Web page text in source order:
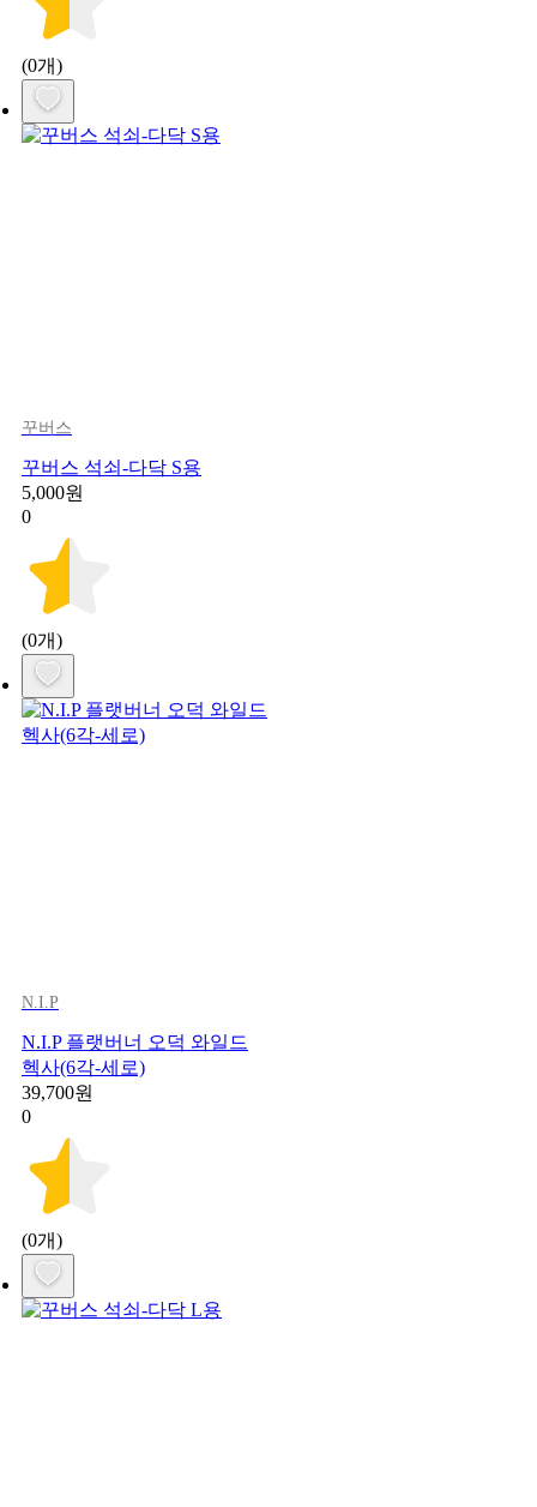
(0개)
꾸버스
꾸버스 석쇠-다닥 S용
5,000원
0
(0개)
N.I.P
N.I.P 플랫버너 오덕 와일드
헥사(6각-세로)
39,700원
0
(0개)